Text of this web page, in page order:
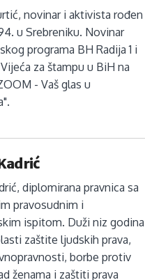
novinar i aktivista rođen
u Srebreniku. Novinar
programa BH Radija 1 i
za štampu u BiH na
- Vaš glas u
diplomirana pravnica sa
pravosudnim i
ispitom. Duži niz godina
zaštite ljudskih prava,
borbe protiv
ženama i zaštiti prava